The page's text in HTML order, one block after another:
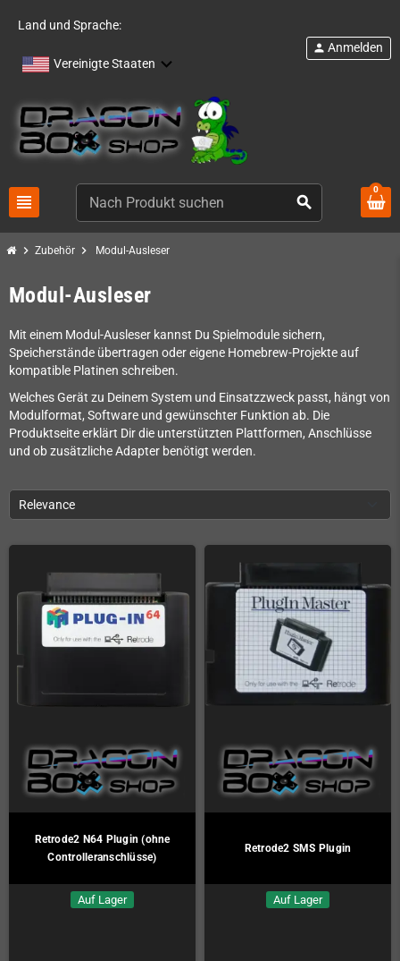
Land und Sprache:
Vereinigte Staaten
view_headline search
person Anmelden
0
chevron_right Zubehör chevron_right Modul-Ausleser
Modul-Ausleser
Mit einem Modul-Ausleser kannst Du Spielmodule sichern,
Speicherstände übertragen oder eigene Homebrew-Projekte auf
kompatible Platinen schreiben.
Welches Gerät zu Deinem System und Einsatzzweck passt, hängt von
Modulformat, Software und gewünschter Funktion ab. Die
Produktseite erklärt Dir die unterstützten Plattformen, Anschlüsse
und ob zusätzliche Adapter benötigt werden.
Relevance
Retrode2 N64 Plugin (ohne
Controlleranschlüsse)
Auf Lager
Retrode2 SMS Plugin
Auf Lager